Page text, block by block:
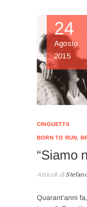
24
Agosto
2015
CINGUETTII
BORN TO RUN,
“Siamo
Articoli di
Quarant’anni